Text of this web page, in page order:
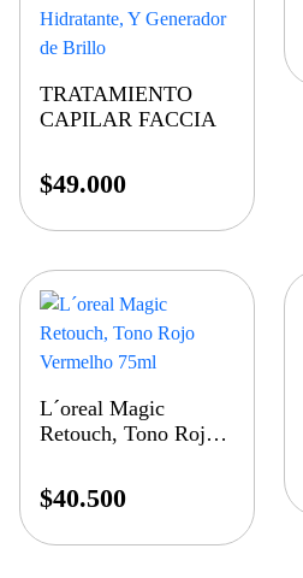
TRATAMIENTO
CAPILAR FACCIA
$49.000
L´oreal Magic
Retouch, Tono Rojo
$40.500